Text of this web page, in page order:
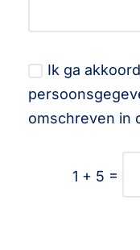
Ik ga
omschreven in
1 + 5 =